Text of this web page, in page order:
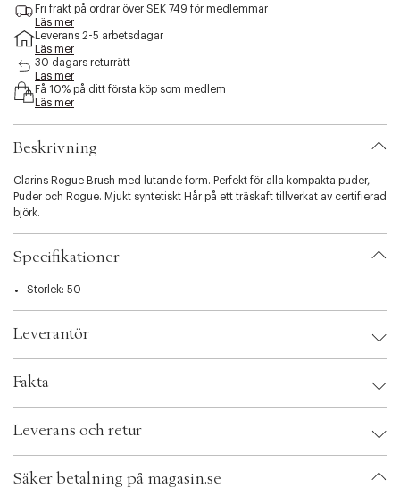
c
s
b
i
t
.
v
a
r
i
a
o
n
s
e
e
c
i
o
Fri frakt på ordrar över SEK 749 för medlemmar
Läs mer
Leverans 2-5 arbetsdagar
Läs mer
30 dagars returrätt
Läs mer
Få 10% på ditt första köp som medlem
Läs mer
Beskrivning
Clarins Rogue Brush med lutande form. Perfekt för alla kompakta puder,
Puder och Rogue. Mjukt syntetiskt Hår på ett träskaft tillverkat av certifierad
björk.
Specifikationer
Storlek: 50
Leverantör
Fakta
EAN: 3380810228793
ID: ADSZ58-0008
Leverans och retur
Säker betalning på magasin.se